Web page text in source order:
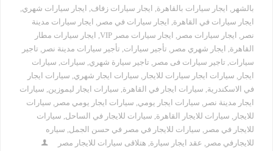
بالشهر , ايجار سيارات بالقاهرة, ايجار سيارات زفاف, ايجار سيارات شهري,
ايجار سيارات في القاهرة, ايجار سيارات في مصر , ايجار سيارات مدينة
نصر , ايجار سيارات مصر , ايجار سيارات مصر VIP , ايجار سيارات مطار
القاهرة, ايجار شهري مصر , تأجير سيارات, تأجير سيارات مدينة نصر , تاجير
سيارات, تاجير سيارات فى مصر , تاجير سيارة شهري, سيارات, سيارات
ايجار , سيارات ايجار سيارات للايجار , سيارات ايجار شهري, سيارات ايجار
في الاسكندرية, سيارات ايجار في القاهرة, سيارات ايجار ليموزين, سيارات
ايجار مدينة نصر , سيارات ايجار يومي, سيارات ايجار يومي مصر , سيارات
للايجار , سيارات للايجار القاهرة, سيارات للايجار في الساحل, سيارات
للايجار في مصر , سيارات للايجار في مصر في حسن الجمل, سياره
للايجارفي مصر , عقد ايجار سيارة, هتلاقى سيارات للايجار مصر